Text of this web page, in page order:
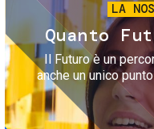
LA
Quanto
Il Futuro è un
anche un unico